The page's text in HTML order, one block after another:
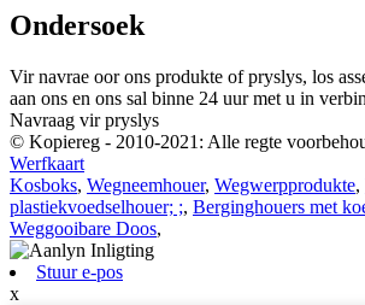
Ondersoek
Vir navrae oor ons produkte of pryslys, los
aan ons en ons sal binne 24 uur met u in
Navraag vir pryslys
© Kopiereg - 2010-2021: Alle regte
Werfkaart
Kosboks, Wegneemhouer, Wegwerpprodukte,
plastiekvoedselhouer; ;, Berginghouers met
Weggooibare Doos,
Stuur e-pos
x